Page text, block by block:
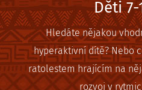
Děti
Hledáte nějakou
hyperaktivní dítě? Nebo
ratolestem hrajícím na
rozvoj v